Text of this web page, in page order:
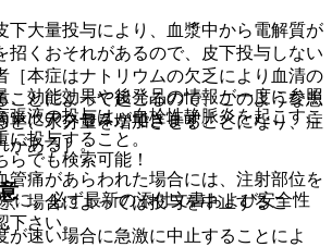
大量投与により、血漿中から電解質が
招くおそれがあるので、皮下投与しない
液の投与は、血栓性静脈炎を起こすこ
投与すること。
痛があらわれた場合には、注射部位を
、場合によっては投与を中止するこ
［本症はナトリウムの欠乏により血清の
ことによって起こるので、このような患
と、水分量を増加させることになり、症
がある］。
が速い場合に急激に中止することによ
、効能効果や後発品の情報が一度に参照
単にアクセスができます。
でも検索可能！
に、必ず最新の添付文書および安全性
さい。